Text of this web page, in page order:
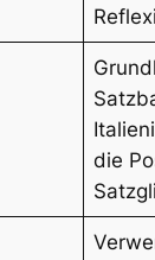
die